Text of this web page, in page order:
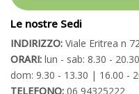
Le nostre Sedi
INDIRIZZO: Viale Eritrea n
ORARI: lun - sab: 8.30 -
dom: 9.30 - 13.30 | 16.00 -
TELEFONO: 06 94325222